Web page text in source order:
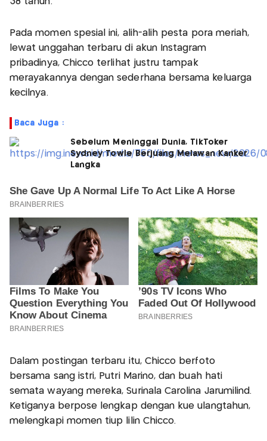
Pada momen spesial ini, alih-alih pesta pora meriah,
lewat unggahan terbaru di akun Instagram
pribadinya, Chicco terlihat justru tampak
merayakannya dengan sederhana bersama keluarga
kecilnya.
Baca Juga :
Sebelum Meninggal Dunia, TikToker
Sydney Towle Berjuang Melawan Kanker
Langka
Dalam postingan terbaru itu, Chicco berfoto
bersama sang istri, Putri Marino, dan buah hati
semata wayang mereka, Surinala Carolina Jarumilind.
Ketiganya berpose lengkap dengan kue ulangtahun,
melengkapi momen tiup lilin Chicco.